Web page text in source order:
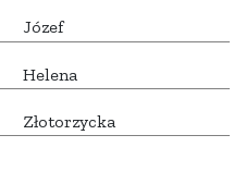
Józef
Helena
Złotorzycka